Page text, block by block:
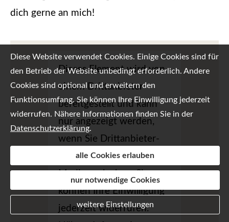
dich gerne an mich!
Dieses Element wird von
einem Drittanbieter
bereitgestellt und kann
nur angezeigt werden,
wenn Sie Drittanbieter-
Cookies für externe
Medien erlauben. Sie
können Ihre Einwilligung
jederzeit widerrufen.
Diese Website verwendet Cookies. Einige Cookies sind für
den Betrieb der Website unbedingt erforderlich. Andere
Cookies sind optional und erweitern den
Funktionsumfang. Sie können Ihre Einwilligung jederzeit
widerrufen. Nähere Informationen finden Sie in der
Datenschutzerklärung.
alle Cookies erlauben
nur notwendige Cookies
weitere Einstellungen